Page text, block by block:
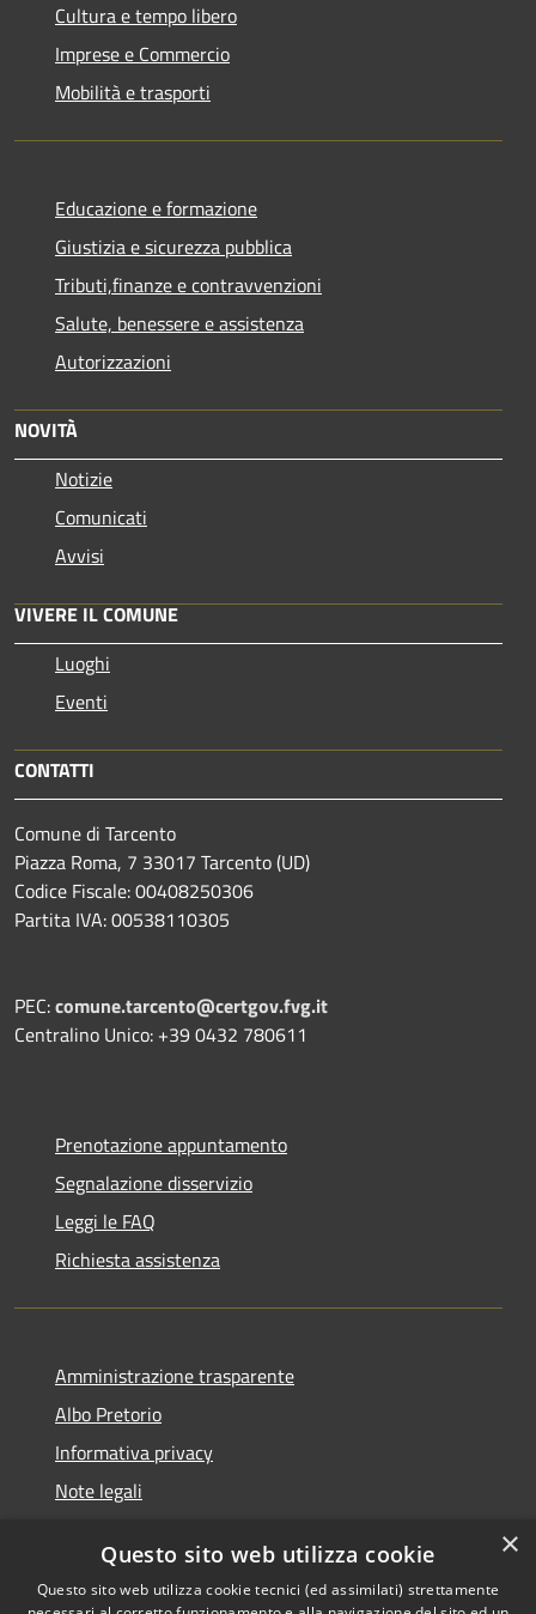
Cultura e tempo libero
Imprese e Commercio
Mobilità e trasporti
Educazione e formazione
Giustizia e sicurezza pubblica
Tributi,finanze e contravvenzioni
Salute, benessere e assistenza
Autorizzazioni
NOVITÀ
Notizie
Comunicati
Avvisi
VIVERE IL COMUNE
Luoghi
Eventi
CONTATTI
Comune di Tarcento
Piazza Roma, 7 33017 Tarcento (UD)
Codice Fiscale: 00408250306
Partita IVA: 00538110305
PEC:comune.tarcento@certgov.fvg.it
Centralino Unico: +39 0432 780611
Prenotazione appuntamento
Segnalazione disservizio
Leggi le FAQ
Richiesta assistenza
Amministrazione trasparente
Albo Pretorio
Informativa privacy
Note legali
Segnalazioni di inaccessibilità
×
Questo sito web utilizza cookie
Questo sito web utilizza cookie tecnici (ed assimilati) strettamente